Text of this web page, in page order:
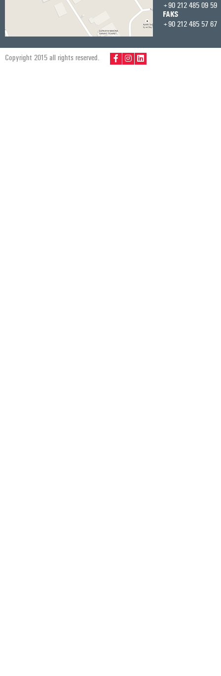
+90 212 485 09 59
FAKS
+90 212 485 57 67
Copyright 2015 all rights reserved.